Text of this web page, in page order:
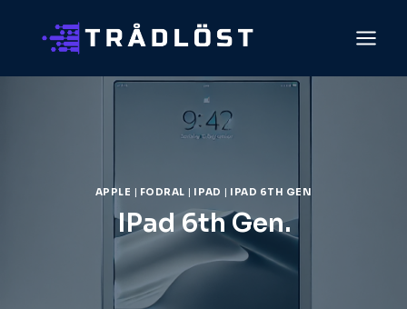
APPLE | FODRAL | IPAD | IPAD 6TH GEN
IPad 6th Gen.